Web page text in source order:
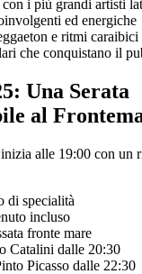
i più grandi artisti
ed energiche
e ritmi caraibici
che conquistano il
Una Serata
al
alle 19:00 con un
di specialità
incluso
fronte mare
Catalini dalle 20:30
Picasso dalle 22:30